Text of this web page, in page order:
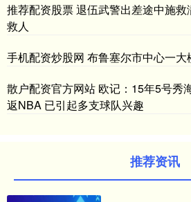
推荐配资股票 退伍武警出差途中施
救人
手机配资炒股网 布鲁塞尔市中心一
散户配资官方网站 欧记：15年5号秀
返NBA 已引起多支球队兴趣
推荐资讯